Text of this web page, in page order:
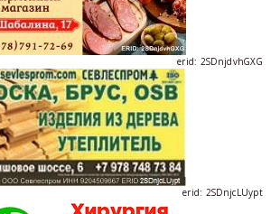
erid: 2SDnjdvhGXG